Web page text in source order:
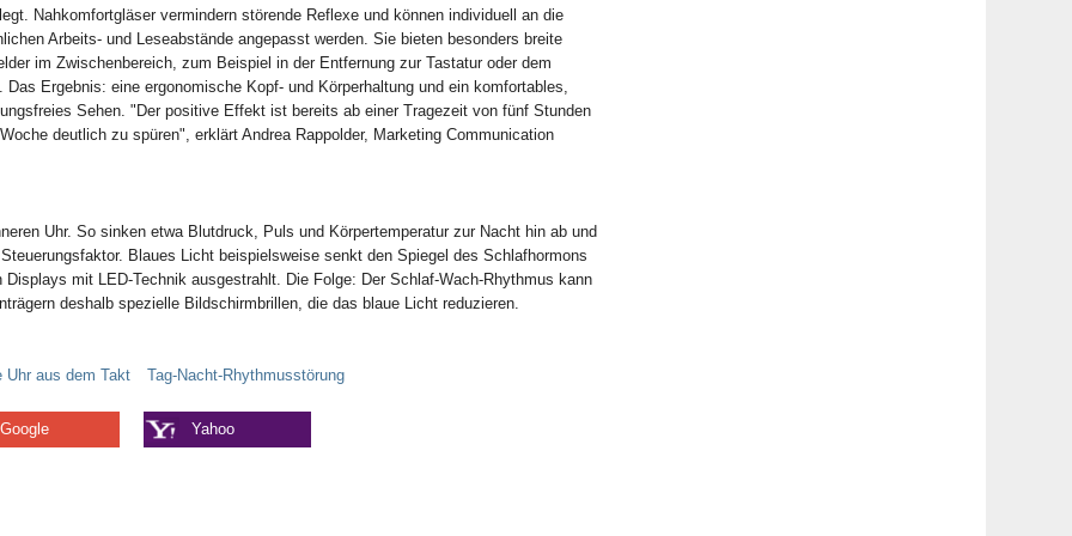
Nahkomfortgläser vermindern störende Reflexe und können individuell an die
Arbeits- und Leseabstände angepasst werden. Sie bieten besonders breite
im Zwischenbereich, zum Beispiel in der Entfernung zur Tastatur oder dem
Das Ergebnis: eine ergonomische Kopf- und Körperhaltung und ein komfortables,
Sehen. "Der positive Effekt ist bereits ab einer Tragezeit von fünf Stunden
deutlich zu spüren", erklärt Andrea Rappolder, Marketing Communication
Uhr. So sinken etwa Blutdruck, Puls und Körpertemperatur zur Nacht hin ab und
Blaues Licht beispielsweise senkt den Spiegel des Schlafhormons
mit LED-Technik ausgestrahlt. Die Folge: Der Schlaf-Wach-Rhythmus kann
deshalb spezielle Bildschirmbrillen, die das blaue Licht reduzieren.
Uhr aus dem Takt Tag-Nacht-Rhythmusstörung
Google Yahoo